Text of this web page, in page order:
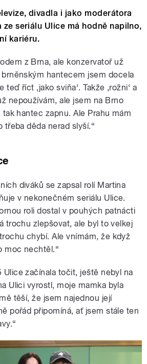
divadla i jako moderátora
ze seriálu Ulice má hodně napilno,
kariéru.
z Brna, ale konzervatoř už
brněnským hantecem jsem docela
říct ‚jako sviňa‘. Takže ‚rožni‘ a
nepoužívám, ale jsem na Brno
tak hantec zapnu. Ale Prahu mám
třeba děda nerad slyší.“
diváků se zapsal rolí Martina
v nekonečném seriálu Ulice.
roli dostal v pouhých patnácti
trochu zlepšovat, ale byl to velkej
chybí. Ale vnímám, že když
moc nechtěl.“
Ulice začínala točit, ještě nebyl na
Ulici vyrostl, moje mamka byla
těší, že jsem najednou její
pořád připomíná, ať jsem stále ten